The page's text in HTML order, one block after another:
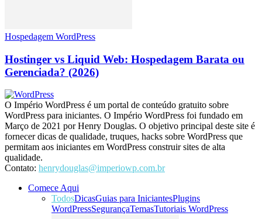
Hospedagem WordPress
Hostinger vs Liquid Web: Hospedagem Barata ou
Gerenciada? (2026)
O Império WordPress é um portal de conteúdo gratuito sobre
WordPress para iniciantes. O Império WordPress foi fundado em
Março de 2021 por Henry Douglas. O objetivo principal deste site é
fornecer dicas de qualidade, truques, hacks sobre WordPress que
permitam aos iniciantes em WordPress construir sites de alta
qualidade.
Contato: henrydouglas@imperiowp.com.br
Comece Aqui
TodosDicasGuias para IniciantesPlugins
WordPressSegurançaTemasTutoriais WordPress